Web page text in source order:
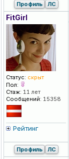
Профиль ЛС
FitGirl
Статус: скрыт
Пол:
Стаж: 11 лет
Сообщений: 15358
Рейтинг
Профиль ЛС